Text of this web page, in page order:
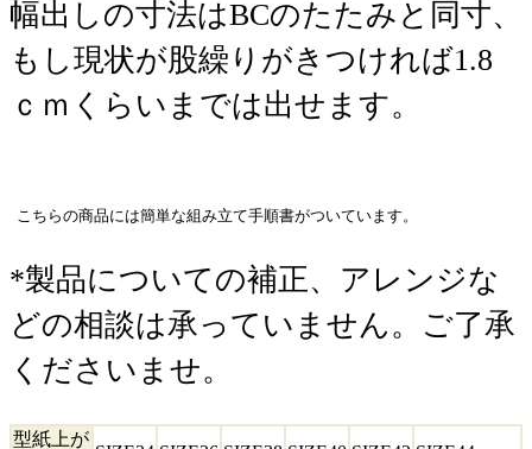
幅出しの寸法はBCのたたみと同寸、
もし現状が股繰りがきつければ1.8
ｃｍくらいまでは出せます。
こちらの商品には簡単な組み立て手順書がついています。
*製品についての補正、アレンジな
どの相談は承っていません。ご了承
くださいませ。
型紙上が